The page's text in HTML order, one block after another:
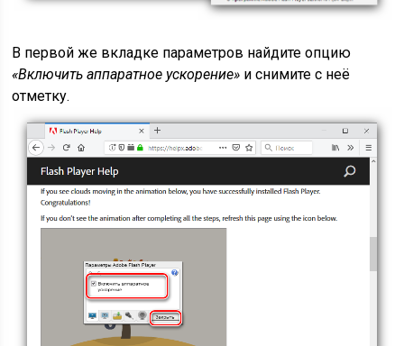
В первой же вкладке параметров найдите опцию
«Включить аппаратное ускорение» и снимите с неё
отметку.